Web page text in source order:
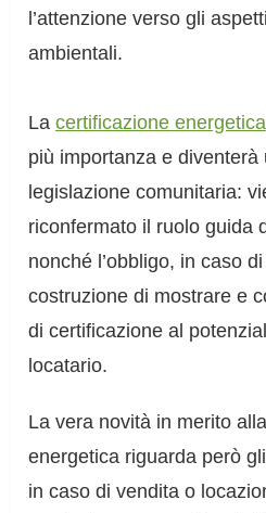
l’attenzione verso gli
ambientali.
Lacertificazione energetica
più importanza e
legislazione comunitaria:
riconfermato il ruolo guida
nonché l’obbligo, in caso
costruzione di mostrare e
di certificazione al
locatario.
La vera novità in merito
energetica riguarda però
in caso di vendita o